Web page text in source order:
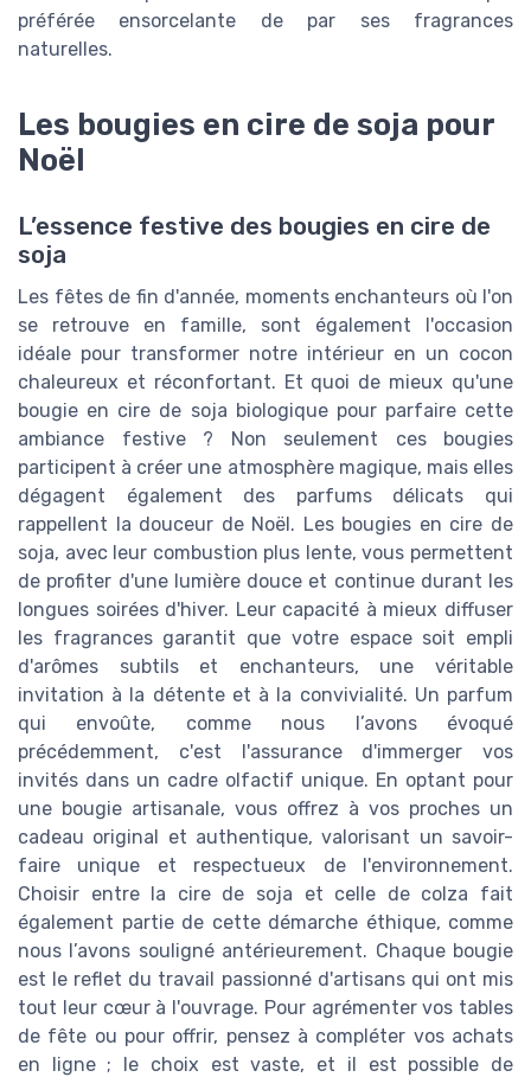
préférée ensorcelante de par ses fragrances
naturelles.
Les bougies en cire de soja pour
Noël
L’essence festive des bougies en cire de
soja
Les fêtes de fin d'année, moments enchanteurs où l'on
se retrouve en famille, sont également l'occasion
idéale pour transformer notre intérieur en un cocon
chaleureux et réconfortant. Et quoi de mieux qu'une
bougie en cire de soja biologique pour parfaire cette
ambiance festive ? Non seulement ces bougies
participent à créer une atmosphère magique, mais elles
dégagent également des parfums délicats qui
rappellent la douceur de Noël. Les bougies en cire de
soja, avec leur combustion plus lente, vous permettent
de profiter d'une lumière douce et continue durant les
longues soirées d'hiver. Leur capacité à mieux diffuser
les fragrances garantit que votre espace soit empli
d'arômes subtils et enchanteurs, une véritable
invitation à la détente et à la convivialité. Un parfum
qui envoûte, comme nous l’avons évoqué
précédemment, c'est l'assurance d'immerger vos
invités dans un cadre olfactif unique. En optant pour
une bougie artisanale, vous offrez à vos proches un
cadeau original et authentique, valorisant un savoir-
faire unique et respectueux de l'environnement.
Choisir entre la cire de soja et celle de colza fait
également partie de cette démarche éthique, comme
nous l’avons souligné antérieurement. Chaque bougie
est le reflet du travail passionné d'artisans qui ont mis
tout leur cœur à l'ouvrage. Pour agrémenter vos tables
de fête ou pour offrir, pensez à compléter vos achats
en ligne ; le choix est vaste, et il est possible de